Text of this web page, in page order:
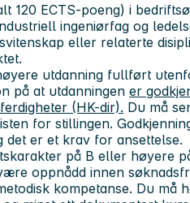
120 ECTS-poeng) i
ingeniørfag og
eller relaterte
utdanning fullført
på at utdanningen er
(HK-dir). Du må
for stillingen.
det er et krav for ansettelse.
på B eller høyere
oppnådd innen
kompetanse. Du må